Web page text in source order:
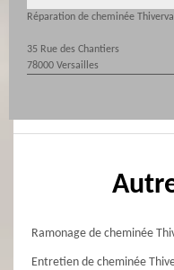
Réparation de cheminée
35 Rue des Chantiers
78000 Versailles
Ramonage de cheminée
Entretien de cheminée